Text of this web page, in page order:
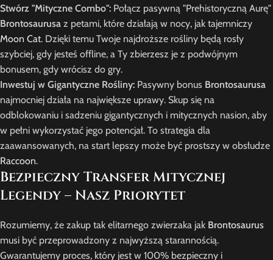
Stwórz "Mityczne Combo": Połącz pasywną "Prehistoryczną Aurę"
Brontosaurusa z petami, które działają w nocy, jak tajemniczy
Moon Cat. Dzięki temu Twoje najdroższe rośliny będą rosły
szybciej, gdy jesteś offline, a Ty zbierzesz je z podwójnym
bonusem, gdy wrócisz do gry.
Inwestuj w Gigantyczne Rośliny: Pasywny bonus Brontosaurusa
najmocniej działa na największe uprawy. Skup się na
odblokowaniu i sadzeniu gigantycznych i mitycznych nasion, aby
w pełni wykorzystać jego potencjał. To strategia dla
zaawansowanych, na start lepszy może być prostszy w obsłudze
Raccoon.
Bezpieczny Transfer Mitycznej
Legendy – Nasz Priorytet
Rozumiemy, że zakup tak elitarnego zwierzaka jak Brontosaurus
musi być przeprowadzony z najwyższą starannością.
Gwarantujemy proces, który jest w 100% bezpieczny i